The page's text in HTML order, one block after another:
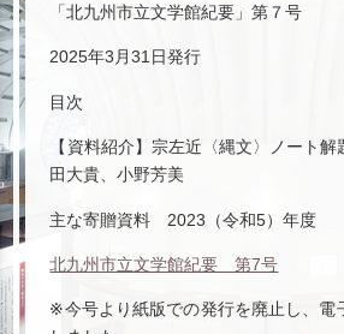
「北九州市立文学館紀要」第７号
2025年3月31日発行
目次
【資料紹介】宗左近〈縄文〉ノート
田大貴、小野芳美
主な寄贈資料 2023（令和5）年度
北九州市立文学館紀要 第7号
※今号より紙版での発行を廃止し、電